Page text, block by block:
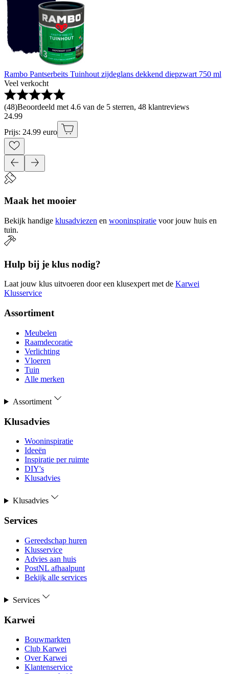
Rambo Pantserbeits Tuinhout zijdeglans dekkend diepzwart 750 ml
Veel verkocht
(48)Beoordeeld met 4.6 van de 5 sterren, 48 klantreviews
24.99
Prijs: 24.99 euro
Maak het mooier
Bekijk handige klusadviezen en wooninspiratie voor jouw huis en
tuin.
Hulp bij je klus nodig?
Laat jouw klus uitvoeren door een klusexpert met de Karwei
Klusservice
Assortiment
Meubelen
Raamdecoratie
Verlichting
Vloeren
Tuin
Alle merken
Assortiment
Klusadvies
Wooninspiratie
Ideeën
Inspiratie per ruimte
DIY's
Klusadvies
Klusadvies
Services
Gereedschap huren
Klusservice
Advies aan huis
PostNL afhaalpunt
Bekijk alle services
Services
Karwei
Bouwmarkten
Club Karwei
Over Karwei
Klantenservice